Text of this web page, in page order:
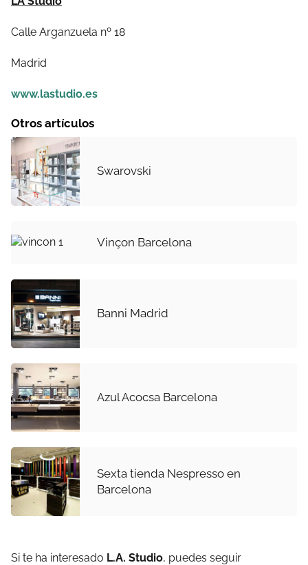
Calle Arganzuela nº 18
Madrid
www.lastudio.es
Otros artículos
Swarovski
Vinçon Barcelona
Banni Madrid
Azul Acocsa Barcelona
Sexta tienda Nespresso en
Barcelona
Si te ha interesado L.A. Studio, puedes seguir